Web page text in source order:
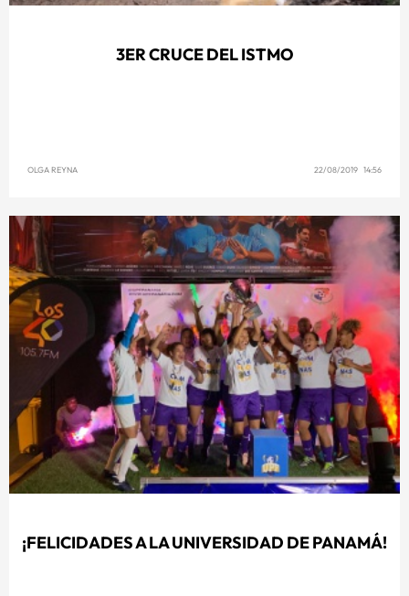
3ER CRUCE DEL ISTMO
OLGA REYNA 22/08/2019 14:56
¡FELICIDADES A LA UNIVERSIDAD DE PANAMÁ!